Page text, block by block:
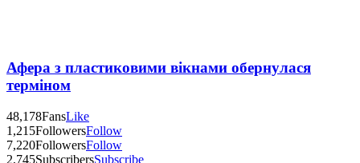
Афера з пластиковими вікнами обернулася
терміном
48,178FansLike
1,215FollowersFollow
7,220FollowersFollow
2,745SubscribersSubscribe